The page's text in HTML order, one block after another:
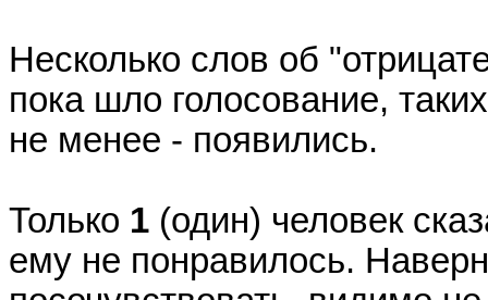
Несколько слов об
пока шло голосование,
не менее - появились.
Только 1 (один) человек
ему не понравилось.